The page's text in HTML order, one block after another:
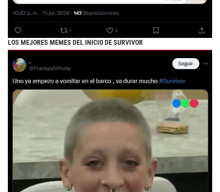
LOS MEJORES MEMES DEL INICIO DE SURVIVOR